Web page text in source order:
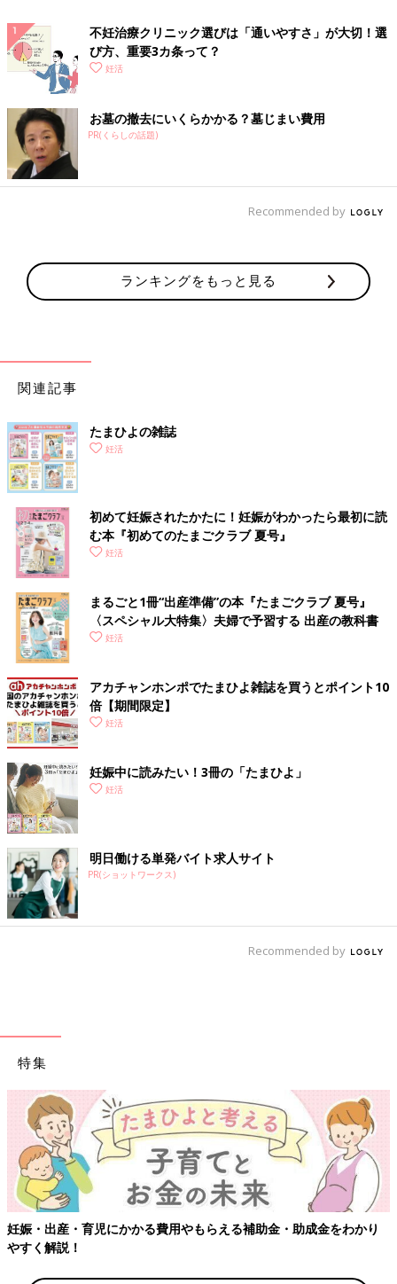
不妊治療クリニック選びは「通いやすさ」が大切！選
び方、重要3カ条って？
妊活
お墓の撤去にいくらかかる？墓じまい費用
PR(くらしの話題)
Recommended by
ランキングをもっと見る
関連記事
たまひよの雑誌
妊活
初めて妊娠されたかたに！妊娠がわかったら最初に読
む本『初めてのたまごクラブ 夏号』
妊活
まるごと1冊“出産準備”の本『たまごクラブ 夏号』
〈スペシャル大特集〉夫婦で予習する 出産の教科書
妊活
アカチャンホンポでたまひよ雑誌を買うとポイント10
倍【期間限定】
妊活
妊娠中に読みたい！3冊の「たまひよ」
妊活
明日働ける単発バイト求人サイト
PR(ショットワークス)
Recommended by
特集
【ワクチン接種できるものも】妊婦の感染症対策、知っておいて！